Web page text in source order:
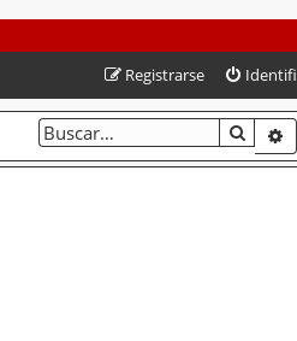
Registrarse
BUSCAR